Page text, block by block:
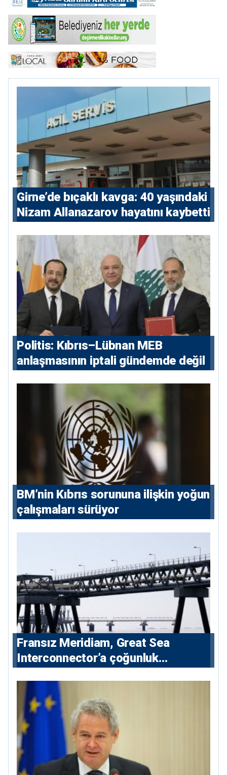
Girne’de bıçaklı kavga: 40 yaşındaki
Nizam Allanazarov hayatını kaybetti
Politis: Kıbrıs–Lübnan MEB
anlaşmasının iptali gündemde değil
BM’nin Kıbrıs sorununa ilişkin yoğun
çalışmaları sürüyor
Fransız Meridiam, Great Sea
Interconnector’a çoğunluk